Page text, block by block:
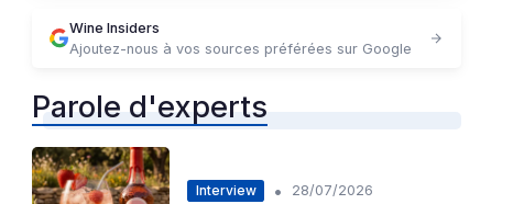
Wine Insiders
Ajoutez-nous à vos sources préférées sur Google
Parole d'experts
Interview •
28/07/2026